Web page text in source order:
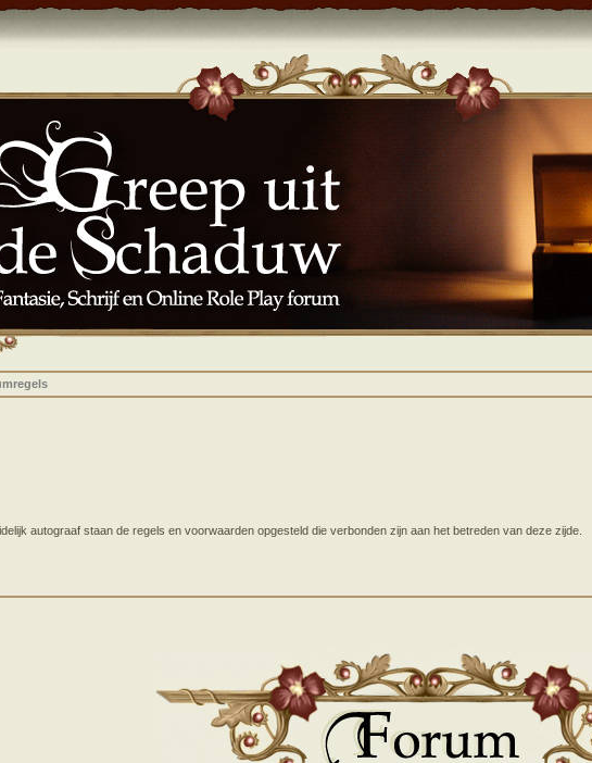
autograaf staan de regels en voorwaarden opgesteld die verbonden zijn aan het betreden van deze zijde.